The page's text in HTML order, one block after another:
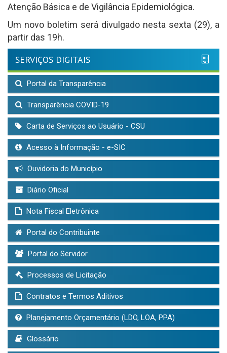
Atenção Básica e de Vigilância Epidemiológica.
Um novo boletim será divulgado nesta sexta (29), a
partir das 19h.
SERVIÇOS DIGITAIS
Portal da Transparência
Transparência COVID-19
Carta de Serviços ao Usuário - CSU
Acesso à Informação - e-SIC
Ouvidoria do Município
Diário Oficial
Nota Fiscal Eletrônica
Portal do Contribuinte
Portal do Servidor
Processos de Licitação
Contratos e Termos Aditivos
Planejamento Orçamentário (LDO, LOA, PPA)
Glossário